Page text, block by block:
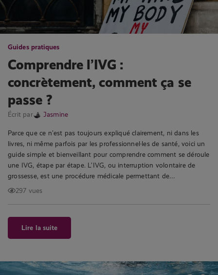
Guides pratiques
Comprendre l’IVG :
concrètement, comment ça se
passe ?
Écrit par Jasmine
Parce que ce n’est pas toujours expliqué clairement, ni dans les
livres, ni même parfois par les professionnel·les de santé, voici un
guide simple et bienveillant pour comprendre comment se déroule
une IVG, étape par étape. L’IVG, ou interruption volontaire de
grossesse, est une procédure médicale permettant de…
297 vues
Lire la suite